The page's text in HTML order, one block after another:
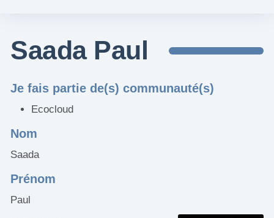
Saada Paul
Je fais partie de(s) communauté(s)
Ecocloud
Nom
Saada
Prénom
Paul